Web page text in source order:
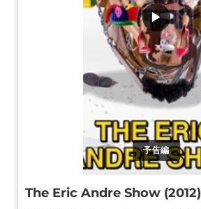
予告編
▶
The Eric Andre Show (2012)